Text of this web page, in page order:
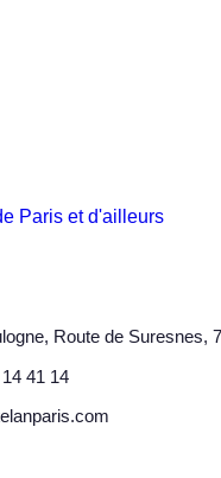
Route de Suresnes,
41 14